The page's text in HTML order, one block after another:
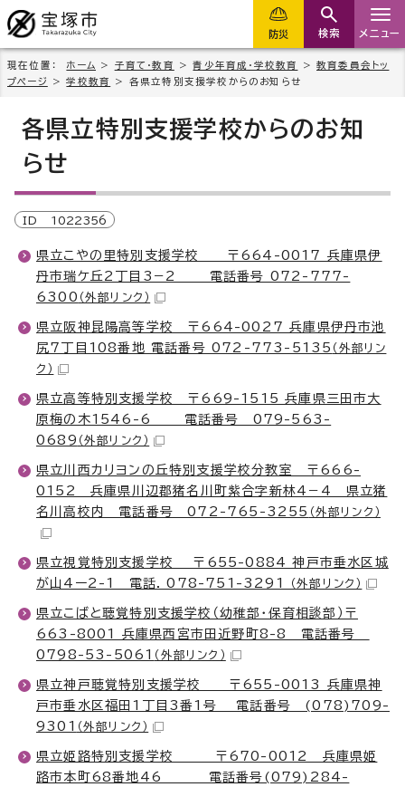
防災 検索 メニュー
現在位置： ホーム > 子育て・教育 >青少年育成・学校教育 >教育委員会トッ
プページ
>学校教育 > 各県立特別支援学校からのお知らせ
各県立特別支援学校からのお知
らせ
ID 1022356
県立こやの里特別支援学校 〒664-0017 兵庫県伊
丹市瑞ケ丘2丁目3−2 電話番号 072-777-
6300 （外部リンク）
県立阪神昆陽高等学校 〒664-0027 兵庫県伊丹市池
尻7丁目108番地 電話番号 072-773-5135 （外部リン
ク）
県立高等特別支援学校 〒669-1515 兵庫県三田市大
原梅の木1546-6 電話番号 079-563-
0689 （外部リンク）
県立川西カリヨンの丘特別支援学校分教室 〒666-
0152 兵庫県川辺郡猪名川町紫合字新林4－4 県立猪
名川高校内 電話番号 072-765-3255 （外部リンク）
県立視覚特別支援学校 〒655-0884 神戸市垂水区城
が山4ー2-1 電話. 078-751-3291
（外部リンク）
県立こばと聴覚特別支援学校（幼稚部・保育相談部）〒
663-8001 兵庫県西宮市田近野町8-8 電話番号
0798-53-5061 （外部リンク）
県立神戸聴覚特別支援学校 〒655-0013 兵庫県神
戸市垂水区福田1丁目3番1号 電話番号 (078)709-
9301 （外部リンク）
県立姫路特別支援学校 〒670-0012 兵庫県姫
路市本町68番地46 電話番号(079)284-